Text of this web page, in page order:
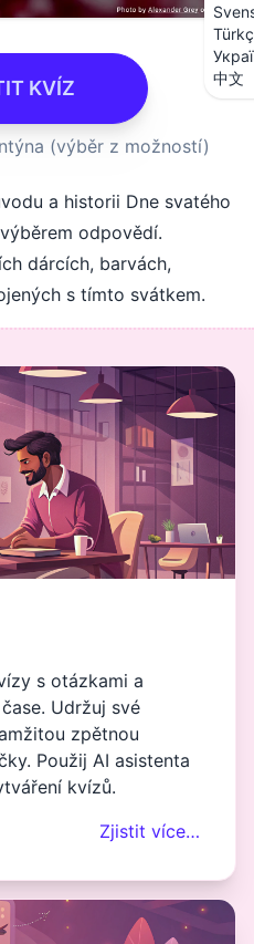
中文
KVÍZ
(výběr z možností)
a historii Dne svatého
odpovědí.
dárcích, barvách,
s tímto svátkem.
s otázkami a
Udržuj své
zpětnou
Použij AI asistenta
kvízů.
Zjistit více…